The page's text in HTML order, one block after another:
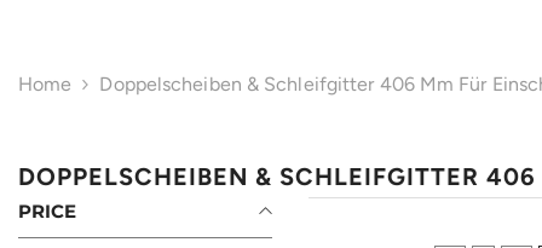
Home Doppelscheiben & Schleifgitter 406 Mm Für
DOPPELSCHEIBEN & SCHLEIFGITTER
PRICE